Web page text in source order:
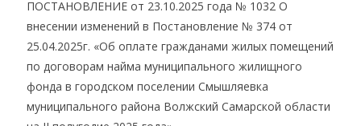
ПОСТАНОВЛЕНИЕ от 23.10.2025 года № 1032 О
внесении изменений в Постановление № 374 от
25.04.2025г. «Об оплате гражданами жилых помещений
по договорам найма муниципального жилищного
фонда в городском поселении Смышляевка
муниципального района Волжский Самарской области